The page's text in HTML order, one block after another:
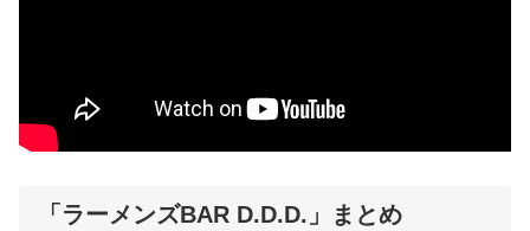
「ラーメンズBAR D.D.D.」まとめ